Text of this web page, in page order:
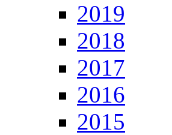
2019
2018
2017
2016
2015